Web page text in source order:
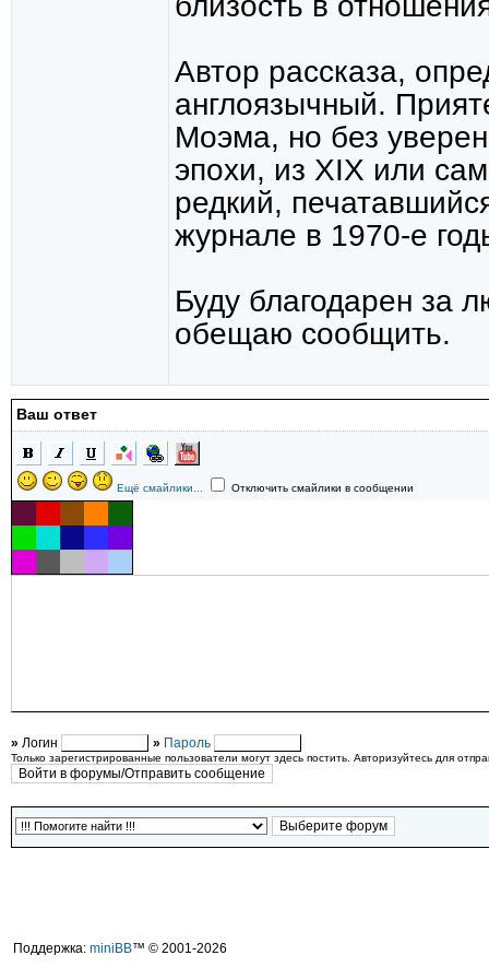
Автор рассказа,
англоязычный.
Моэма, но без
эпохи, из XIX или
редкий,
журнале в 1970-е
Буду благодарен за
обещаю сообщить.
Ваш ответ
Ещё смайлики... Отключить смайлики в сообщении
» Логин » Пароль
Только зарегистрированные пользователи могут здесь постить. Авторизуйтесь для
Поддержка: miniBB™ © 2001-2026